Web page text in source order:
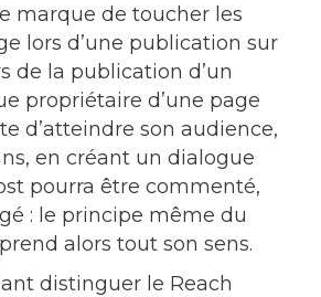
marque de toucher les
lors d’une publication sur
de la publication d’un
propriétaire d’une page
d’atteindre son audience,
en créant un dialogue
pourra être commenté,
: le principe même du
alors tout son sens.
distinguer le Reach